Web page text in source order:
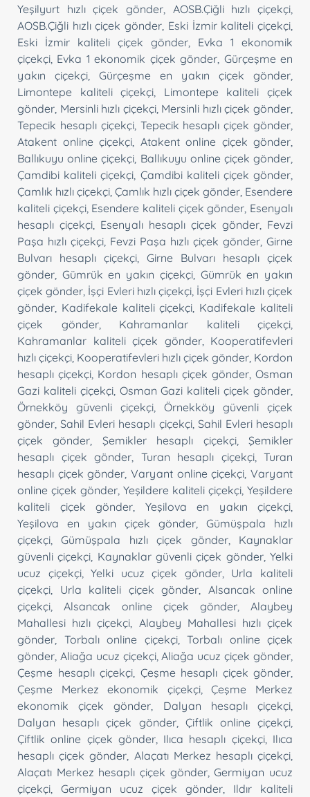
Yeşilyurt hızlı çiçek gönder
AOSB.Çiğli hızlı çiçekçi
AOSB.Çiğli hızlı çiçek gönder Eski İzmir kaliteli çiçekçi
Eski İzmir kaliteli çiçek gönder
Evka 1 ekonomik
çiçekçi Evka 1 ekonomik çiçek gönder Gürçeşme en
yakın çiçekçi
Gürçeşme en yakın çiçek gönder
Limontepe kaliteli çiçekçi
Limontepe kaliteli çiçek
gönder Mersinli hızlı çiçekçi, Mersinli hızlı çiçek gönder
Tepecik hesaplı çiçekçi, Tepecik hesaplı çiçek gönder
Atakent online çiçekçi Atakent online çiçek gönder
Ballıkuyu online çiçekçi Ballıkuyu online çiçek gönder
Çamdibi kaliteli çiçekçi Çamdibi kaliteli çiçek gönder
Çamlık hızlı çiçekçi Çamlık hızlı çiçek gönder Esendere
kaliteli çiçekçi, Esendere kaliteli çiçek gönder Esenyalı
hesaplı çiçekçi Esenyalı hesaplı çiçek gönder Fevzi
Paşa hızlı çiçekçi Fevzi Paşa hızlı çiçek gönder Girne
Bulvarı hesaplı çiçekçi
Girne Bulvarı hesaplı çiçek
gönder Gümrük en yakın çiçekçi, Gümrük en yakın
çiçek gönder İşçi Evleri hızlı çiçekçi İşçi Evleri hızlı çiçek
gönder Kadifekale kaliteli çiçekçi Kadifekale kaliteli
çiçek gönder, Kahramanlar kaliteli çiçekçi
Kahramanlar kaliteli çiçek gönder, Kooperatifevleri
hızlı çiçekçi Kooperatifevleri hızlı çiçek gönder Kordon
hesaplı çiçekçi Kordon hesaplı çiçek gönder,Osman
Gazi kaliteli çiçekçi, Osman Gazi kaliteli çiçek gönder
Örnekköy güvenli çiçekçi
Örnekköy güvenli çiçek
gönder ,Sahil Evleri hesaplı çiçekçi, Sahil Evleri hesaplı
çiçek gönder
Şemikler hesaplı çiçekçi,Şemikler
hesaplı çiçek gönder
Turan hesaplı çiçekçi, Turan
hesaplı çiçek gönder ,Varyant online çiçekçi ,Varyant
online çiçek gönder Yeşildere kaliteli çiçekçi Yeşildere
kaliteli çiçek gönder
Yeşilova en yakın çiçekçi
Yeşilova en yakın çiçek gönder
Gümüşpala hızlı
çiçekçi ,Gümüşpala hızlı çiçek gönder, Kaynaklar
güvenli çiçekçi Kaynaklar güvenli çiçek gönder,Yelki
ucuz çiçekçi,Yelki ucuz çiçek gönder, Urla kaliteli
çiçekçi
Urla kaliteli çiçek gönder
Alsancak online
çiçekçi
Alsancak online çiçek gönder
Alaybey
Mahallesi hızlı çiçekçi
Alaybey Mahallesi hızlı çiçek
gönder
Torbalı online çiçekçi, Torbalı online çiçek
gönder Aliağa ucuz çiçekçi,Aliağa ucuz çiçek gönder
Çeşme hesaplı çiçekçi Çeşme hesaplı çiçek gönder
Çeşme Merkez ekonomik çiçekçi,Çeşme Merkez
ekonomik çiçek gönder
Dalyan hesaplı çiçekçi
Dalyan hesaplı çiçek gönder, Çiftlik online çiçekçi
Çiftlik online çiçek gönder, Ilıca hesaplı çiçekçi, Ilıca
hesaplı çiçek gönder Alaçatı Merkez hesaplı çiçekçi
Alaçatı Merkez hesaplı çiçek gönder,Germiyan ucuz
çiçekçi
Germiyan ucuz çiçek gönder
Ildır kaliteli